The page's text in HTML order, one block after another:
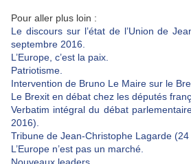
Pour aller plus loin :
Le discours sur l’état de l’Union de
septembre 2016.
L’Europe, c’est la paix.
Patriotisme.
Intervention de Bruno Le Maire sur le
Le Brexit en débat chez les députés
Verbatim intégral du débat
2016).
Tribune de Jean-Christophe Lagarde (24
L’Europe n’est pas un marché.